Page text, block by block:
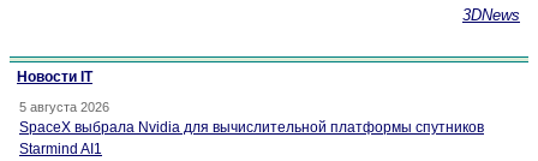
3DNews
Новости IT
5 августа 2026
SpaceX выбрала Nvidia для вычислительной платформы спутников
Starmind AI1